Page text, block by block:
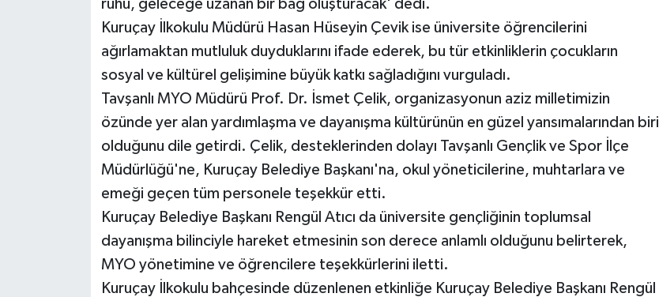
ruhu, geleceğe uzanan bir bağ oluşturacak' dedi.
Kuruçay İlkokulu Müdürü Hasan Hüseyin Çevik ise üniversite öğrencilerini
ağırlamaktan mutluluk duyduklarını ifade ederek, bu tür etkinliklerin çocukların
sosyal ve kültürel gelişimine büyük katkı sağladığını vurguladı.
Tavşanlı MYO Müdürü Prof. Dr. İsmet Çelik, organizasyonun aziz milletimizin
özünde yer alan yardımlaşma ve dayanışma kültürünün en güzel yansımalarından biri
olduğunu dile getirdi. Çelik, desteklerinden dolayı Tavşanlı Gençlik ve Spor İlçe
Müdürlüğü'ne, Kuruçay Belediye Başkanı'na, okul yöneticilerine, muhtarlara ve
emeği geçen tüm personele teşekkür etti.
Kuruçay Belediye Başkanı Rengül Atıcı da üniversite gençliğinin toplumsal
dayanışma bilinciyle hareket etmesinin son derece anlamlı olduğunu belirterek,
MYO yönetimine ve öğrencilere teşekkürlerini iletti.
Kuruçay İlkokulu bahçesinde düzenlenen etkinliğe Kuruçay Belediye Başkanı Rengül